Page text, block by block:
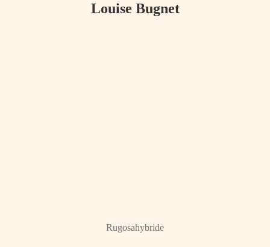
Louise Bugnet
Rugosahybride